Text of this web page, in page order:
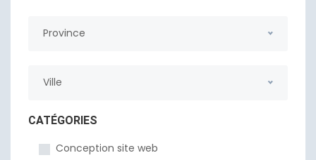
Province
Ville
CATÉGORIES
Conception site web